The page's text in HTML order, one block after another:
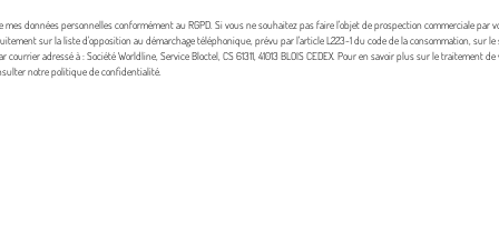
données personnelles conformément au RGPD. Si vous ne souhaitez pas faire l'objet de prospection commerciale par
sur la liste d'opposition au démarchage téléphonique, prévu par l'article L223-1 du code de la consommation, sur
courrier adressé à : Société Worldline, Service Bloctel, CS 61311, 41013 BLOIS CEDEX. Pour en savoir plus sur le traitement
notre politique de confidentialité.